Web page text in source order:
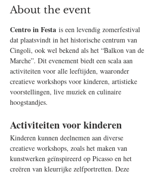
About the event
Centro in Festa is een levendig zomerfestival
dat plaatsvindt in het historische centrum van
Cingoli, ook wel bekend als het “Balkon van de
Marche”. Dit evenement biedt een scala aan
activiteiten voor alle leeftijden, waaronder
creatieve workshops voor kinderen, artistieke
voorstellingen, live muziek en culinaire
hoogstandjes.
Activiteiten voor kinderen
Kinderen kunnen deelnemen aan diverse
creatieve workshops, zoals het maken van
kunstwerken geïnspireerd op Picasso en het
creëren van kleurrijke zelfportretten. Deze